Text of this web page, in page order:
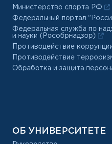
Министерство спорта РФ
Федеральный портал
Федеральная служба по
и науки (Рособрнадзор)
Противодействие
Противодействие
Обработка и защита
ОБ УНИВЕРСИТЕТЕ